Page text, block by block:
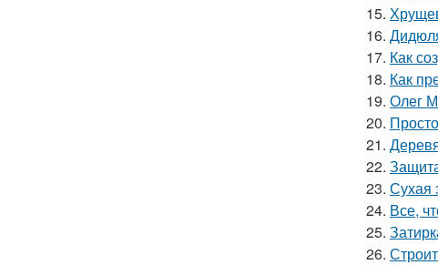
15.
16.
17. Как
18. Как
19. Олег
20.
21.
22.
23. Сухая
24. Все,
25.
26.